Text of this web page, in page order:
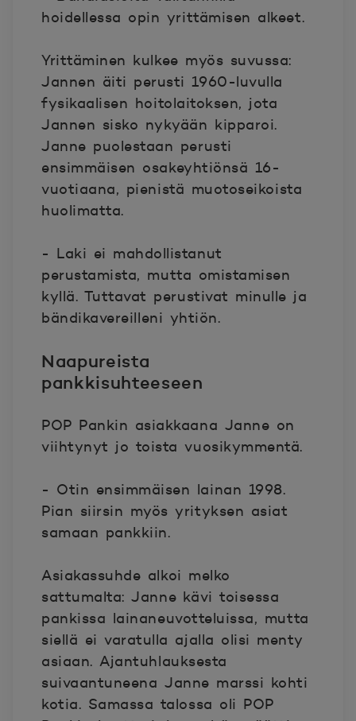
hoidellessa opin yrittämisen alkeet.
Yrittäminen kulkee myös suvussa:
Jannen äiti perusti 1960-luvulla
fysikaalisen hoitolaitoksen, jota
Jannen sisko nykyään kipparoi.
Janne puolestaan perusti
ensimmäisen osakeyhtiönsä 16-
vuotiaana, pienistä muotoseikoista
huolimatta.
- Laki ei mahdollistanut
perustamista, mutta omistamisen
kyllä. Tuttavat perustivat minulle ja
bändikavereilleni yhtiön.
Naapureista
pankkisuhteeseen
POP Pankin asiakkaana Janne on
viihtynyt jo toista vuosikymmentä.
- Otin ensimmäisen lainan 1998.
Pian siirsin myös yrityksen asiat
samaan pankkiin.
Asiakassuhde alkoi melko
sattumalta: Janne kävi toisessa
pankissa lainaneuvotteluissa, mutta
siellä ei varatulla ajalla olisi menty
asiaan. Ajantuhlauksesta
suivaantuneena Janne marssi kohti
kotia. Samassa talossa oli POP